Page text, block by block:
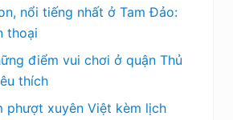
nổi tiếng nhất ở Tam Đảo:
thoại
điểm vui chơi ở quận Thủ
thích
phượt xuyên Việt kèm lịch